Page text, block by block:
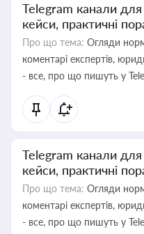
Telegram канали для
кейси, практичні
Про що тема: Огляди
коментарі експертів,
- все, про що пишуть у
Telegram канали для
кейси, практичні
Про що тема: Огляди
коментарі експертів,
- все, про що пишуть у